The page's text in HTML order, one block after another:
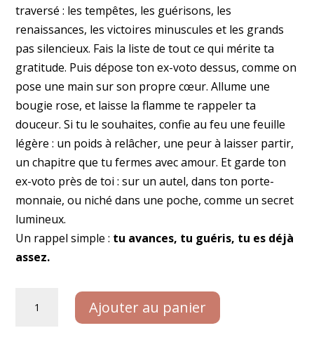
traversé : les tempêtes, les guérisons, les
renaissances, les victoires minuscules et les grands
pas silencieux. Fais la liste de tout ce qui mérite ta
gratitude. Puis dépose ton ex-voto dessus, comme on
pose une main sur son propre cœur. Allume une
bougie rose, et laisse la flamme te rappeler ta
douceur. Si tu le souhaites, confie au feu une feuille
légère : un poids à relâcher, une peur à laisser partir,
un chapitre que tu fermes avec amour. Et garde ton
ex-voto près de toi : sur un autel, dans ton porte-
monnaie, ou niché dans une poche, comme un secret
lumineux.
Un rappel simple : tu avances, tu guéris, tu es déjà
assez.
Ajouter au panier